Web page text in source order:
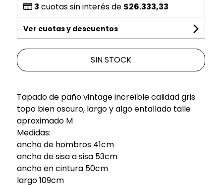
3 cuotas sin interés de $26.333,33
Ver cuotas y descuentos
SIN STOCK
Tapado de paño vintage increíble calidad gris
topo bien oscuro, largo y algo entallado talle
aproximado M
Medidas:
ancho de hombros 41cm
ancho de sisa a sisa 53cm
ancho en cintura 50cm
largo 109cm